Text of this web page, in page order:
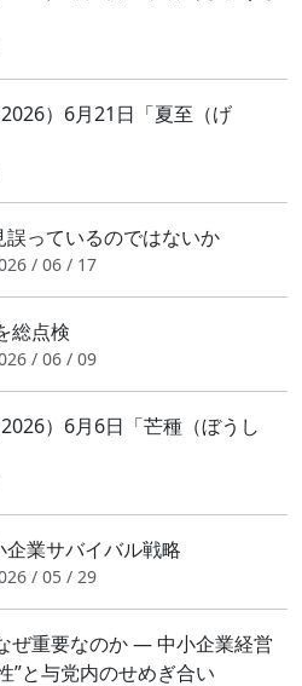
）6月21日「夏至（げ
っているのではないか
/ 06 / 17
総点検
/ 06 / 09
）6月6日「芒種（ぼうし
企業サバイバル戦略
/ 05 / 29
ぜ重要なのか ― 中小企業経営
”と与党内のせめぎ合い